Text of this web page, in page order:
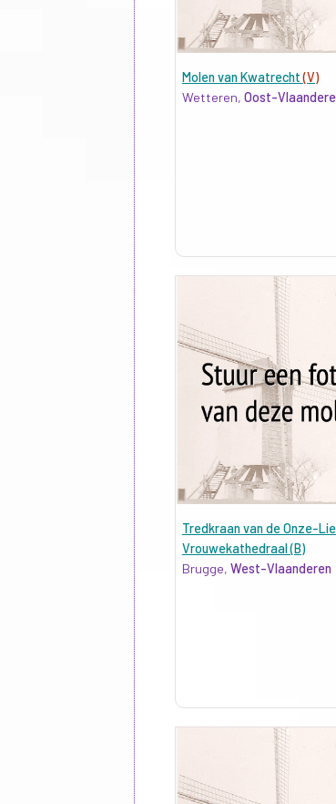
Molen van Kwatrecht(V)
Wetteren, Oost-
Tredkraan van de Onze-
Vrouwekathedraal (B)
Brugge, West-Vlaanderen